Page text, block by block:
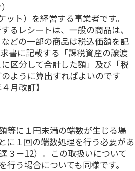
ト）を経営する事業者です。
るレシートは、一般の商品は、
どの一部の商品は税込価額を記
書に記載する「課税資産の譲渡
区分して合計した額」及び「税
ように算出すればよいのです
月改訂】
等に１円未満の端数が生じる場
に１回の端数処理を行う必要があ
３－12）。この取扱いについて
う場合についても同様です。